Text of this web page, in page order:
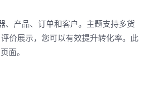
产品、订单和客户。主题支持多货
价展示，您可以有效提升转化率。此
面。